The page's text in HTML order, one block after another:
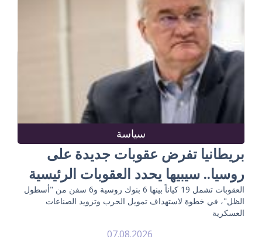
سياسة
بريطانيا تفرض عقوبات جديدة على
روسيا.. سيبيها يحدد العقوبات الرئيسية
العقوبات تشمل 19 كياناً بينها 6 بنوك روسية و6 سفن من "أسطول
الظل"، في خطوة لاستهداف تمويل الحرب وتزويد الصناعات
العسكرية
07.08.2026